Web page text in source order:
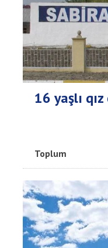
16 yaşlı
Toplum